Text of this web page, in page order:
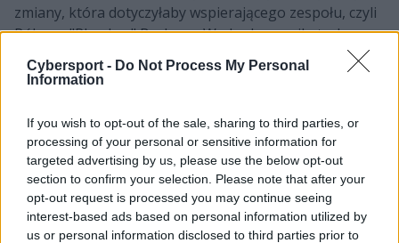
Cybersport - Do Not Process My Personal
Information
If you wish to opt-out of the sale, sharing to third parties, or
processing of your personal or sensitive information for
targeted advertising by us, please use the below opt-out
section to confirm your selection. Please note that after your
opt-out request is processed you may continue seeing
interest-based ads based on personal information utilized by
us or personal information disclosed to third parties prior to
zmiany, która dotyczyłaby wspierającego zespołu, czyli
Rúbena "Rhuckza" Barbosę. W obu komunikatach
poznaliśmy też prawdopodobnych zastępców tejże
dwójki, bowiem Duńczyka zmienić miał Óscar
Portugalczyka miał wskoczyć Henk "Advienne"
Reijenga. Obaj zawodnicy reprezentowali dotychczas
akademię FNC.
Spring approaches, and we've got news to
share.